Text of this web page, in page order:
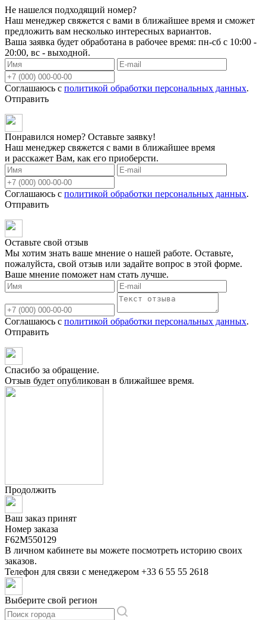
Не нашелся подходящий номер?
Наш менеджер свяжется с вами в ближайшее время и сможет
предложить вам несколько интересных вариантов.
Ваша заявка будет обработана в рабочее время: пн-сб с 10:00 -
20:00, вс - выходной.
Соглашаюсь с политикой обработки персональных данных.
Отправить
Понравился номер? Оставьте заявку!
Наш менеджер свяжется с вами в ближайшее время
и расскажет Вам, как его приоберсти.
Соглашаюсь с политикой обработки персональных данных.
Отправить
Оставьте свой отзыв
Мы хотим знать ваше мнение о нашей работе. Оставьте,
пожалуйста, свой отзыв или задайте вопрос в этой форме.
Ваше мнение поможет нам стать лучше.
Соглашаюсь с политикой обработки персональных данных.
Отправить
Спасибо за обращение.
Отзыв будет опубликован в ближайшее время.
Продолжить
Ваш заказ принят
Номер заказа
F62M550129
В личном кабинете вы можете посмотреть историю своих
заказов.
Телефон для связи с менеджером +33 6 55 55 2618
Выберите свой регион